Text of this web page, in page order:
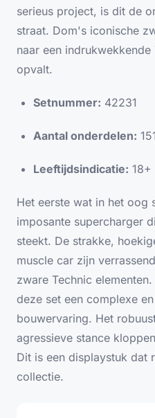
serieus project, is dit de
straat. Dom's iconische
naar een
opvalt.
Setnummer: 42231
Aantal onderdelen:
Leeftijdsindicatie: 18+
Het eerste wat in het oog
imposante supercharger
steekt. De strakke,
muscle car zijn
zware Technic
deze set een complexe
bouwervaring. Het
agressieve stance
Dit is een displaystuk dat
collectie.